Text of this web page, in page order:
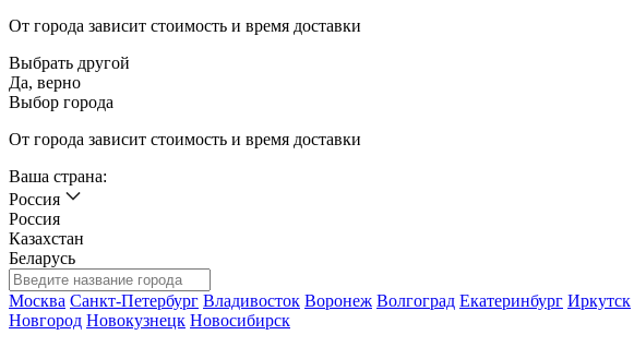
От города зависит стоимость и время доставки
Выбрать другой
Да, верно
Выбор города
От города зависит стоимость и время доставки
Ваша страна:
Россия
Россия
Казахстан
Беларусь
Москва Санкт-Петербург Владивосток Воронеж Волгоград Екатеринбург Иркутск
Новгород Новокузнецк Новосибирск